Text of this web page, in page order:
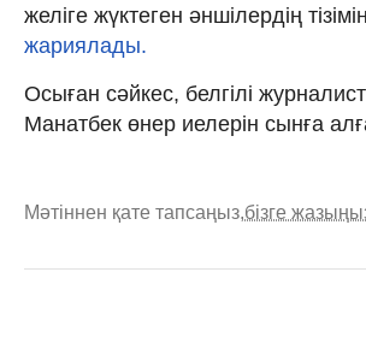
желіге жүктеген әншілердің
жариялады.
Осыған сәйкес, белгілі
Манатбек өнер иелерін сынға
Мәтіннен қате тапсаңыз,бізге